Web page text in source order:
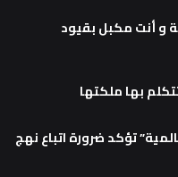
و أنت مكبل بقيود
بها ملكتها
تؤكد ضرورة اتباع نهج